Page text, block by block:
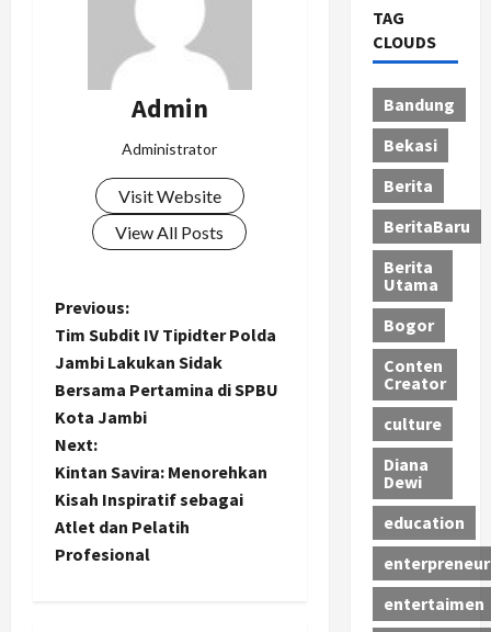
Admin
Administrator
Visit Website
View All Posts
P
o
s
t
n
a
Previous:
Tim Subdit IV Tipidter Polda
Jambi Lakukan Sidak
Bersama Pertamina di SPBU
Kota Jambi
Next:
Kintan Savira: Menorehkan
Kisah Inspiratif sebagai
Atlet dan Pelatih
Profesional
TAG
CLOUDS
Bandung
Bekasi
Berita
BeritaBaru
Berita
Utama
Bogor
Conten
Creator
culture
Diana
Dewi
education
enterpreneur
entertaimen